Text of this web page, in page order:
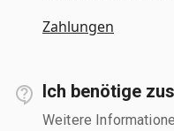
Zahlungen
Ich benötige
Weitere